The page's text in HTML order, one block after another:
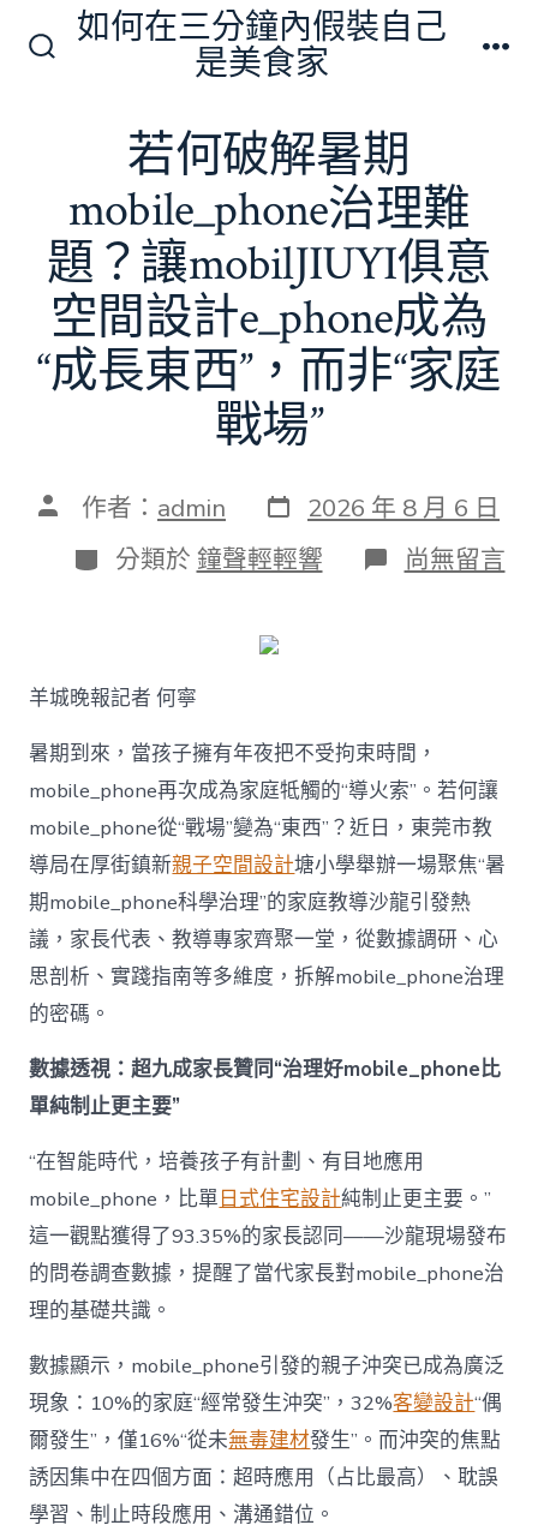
如何在三分鐘內假裝自己
是美食家
若何破解暑期
mobile_phone治理難
題？讓mobilJIUYI俱意
空間設計e_phone成為
“成長東西”，而非“家庭
戰場”
文 作者： admin 發
表
日
期
2026 年 8 月 6 日
分
類
分類於 鐘聲輕輕響 在
〈若
治
理
難
題？
讓
mobilJIUYI
俱
意
空
間
設
成
為
東
西”，
而
非
“家
庭
中
尚無留言
羊城晚報記者 何寧
暑期到來，當孩子擁有年夜把不受拘束時間，
mobile_phone再次成為家庭牴觸的“導火索”。若何讓
mobile_phone從“戰場”變為“東西”？近日，東莞市教
導局在厚街鎮新親子空間設計塘小學舉辦一場聚焦“暑
期mobile_phone科學治理”的家庭教導沙龍引發熱
議，家長代表、教導專家齊聚一堂，從數據調研、心
思剖析、實踐指南等多維度，拆解mobile_phone治理
的密碼。
數據透視：超九成家長贊同“治理好mobile_phone比
單純制止更主要”
“在智能時代，培養孩子有計劃、有目地應用
mobile_phone，比單日式住宅設計純制止更主要。”
這一觀點獲得了93.35%的家長認同——沙龍現場發布
的問卷調查數據，提醒了當代家長對mobile_phone治
理的基礎共識。
數據顯示，mobile_phone引發的親子沖突已成為廣泛
現象：10%的家庭“經常發生沖突”，32%客變設計“偶
爾發生”，僅16%“從未無毒建材發生”。而沖突的焦點
誘因集中在四個方面：超時應用（占比最高）、耽誤
學習、制止時段應用、溝通錯位。